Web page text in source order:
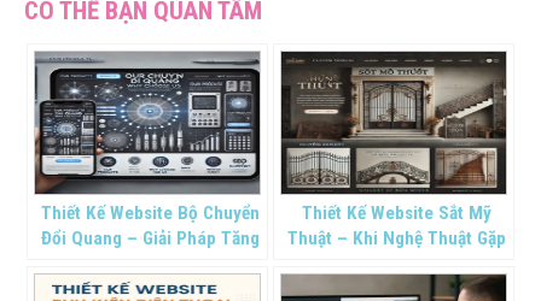
Thiết Kế Website Bộ Chuyển
Đổi Quang – Giải Pháp Tăng
Nghiệp Thiết Bị Mạng
Thiết Kế Website Sắt Mỹ
Thuật – Khi Nghệ Thuật Gặp